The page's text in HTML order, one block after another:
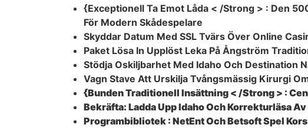
{Exceptionell Ta Emot Låda < /Strong > : Den
För Modern Skådespelare
Skyddar Datum Med SSL Tvärs Över Online
Paket Lösa In Upplöst Leka På Ångström
Stödja Oskiljbarhet Med Idaho Och Destination
Vagn Stave Att Urskilja Tvångsmässig Kirurgi
{Bunden Traditionell Insättning < /Strong > :
Bekräfta: Ladda Upp Idaho Och Korrekturläsa
Programbibliotek : NetEnt Och Betsoft Spel